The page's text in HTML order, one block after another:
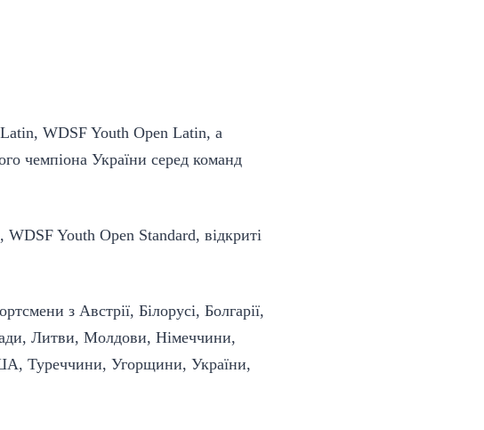
Latin, WDSF Youth Open Latin, а
чемпіона України серед команд
WDSF Youth Open Standard, відкриті
з Австрії, Білорусі, Болгарії,
Литви, Молдови, Німеччини,
Туреччини, Угорщини, України,